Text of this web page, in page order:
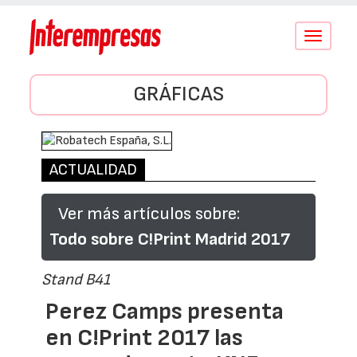
Conmutar
GRÁFICAS
ACTUALIDAD
Ver más artículos sobre:
Todo sobre C!Print Madrid 2017
Stand B41
Perez Camps presenta
en C!Print 2017 las